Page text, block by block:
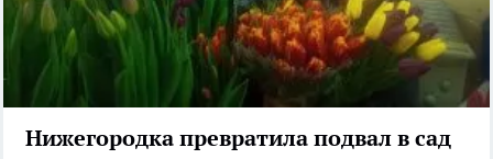
Нижегородка превратила подвал в сад